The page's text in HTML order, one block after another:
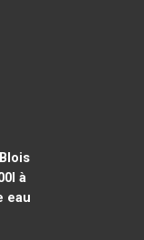
à
eau